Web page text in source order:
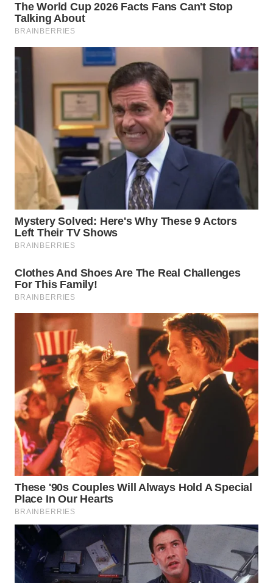
WN
PRIANGAN
TIMUR
WN
BOROBUDUR
WN
WN
WN
WN
BINTAN
WN
MANDALIKA
WN
LIKUPANG
WN
LABUANBAJO
WN
BORNEO
Wahana
Media